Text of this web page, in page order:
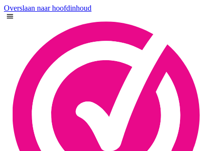
Overslaan naar hoofdinhoud